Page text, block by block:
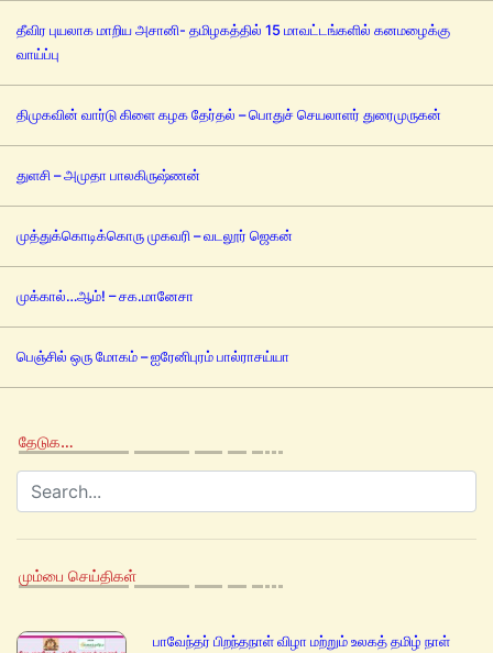
தீவிர புயலாக மாறிய அசானி- தமிழகத்தில் 15 மாவட்டங்களில் கனமழைக்கு
வாய்ப்பு
திமுகவின் வார்டு கிளை கழக தேர்தல் – பொதுச் செயலாளர் துரைமுருகன்
துளசி – அமுதா பாலகிருஷ்ணன்
முத்துக்கொடிக்கொரு முகவரி – வடலூர் ஜெகன்
முக்கால்…ஆம்! – சக.மானேசா
பெஞ்சில் ஒரு மோகம் – ஐரேனிபுரம் பால்ராசய்யா
தேடுக…
மும்பை செய்திகள்
பாவேந்தர் பிறந்தநாள் விழா மற்றும் உலகத் தமிழ் நாள்